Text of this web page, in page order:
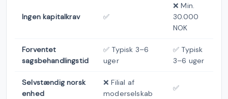
Ingen kapitalkrav ✅
❌ Min.
30.000
NOK
Forventet
sagsbehandlingstid
✅ Typisk 3–6
uger
✅ Typisk
3–6 uger
Selvstændig norsk
enhed
❌ Filial af
moderselskab
✅